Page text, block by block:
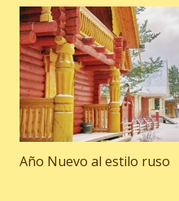
Año Nuevo al estilo ruso